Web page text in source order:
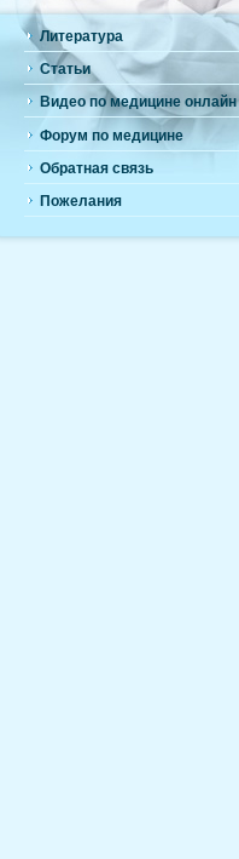
Литература
Статьи
Видео по медицине онлайн
Форум по медицине
Обратная связь
Пожелания